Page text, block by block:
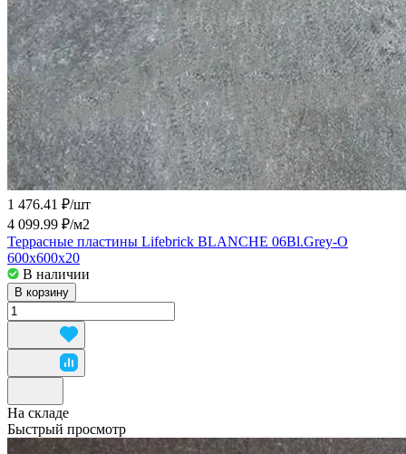
1 476.41 ₽/шт
4 099.99 ₽/м2
Террасные пластины Lifebrick BLANCHE 06Bl.Grey-О
600x600x20
В наличии
В корзину
На складе
Быстрый просмотр